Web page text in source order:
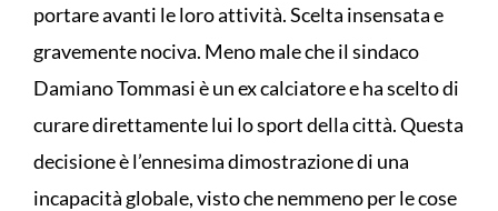
portare avanti le loro attività. Scelta insensata e
gravemente nociva. Meno male che il sindaco
Damiano Tommasi è un ex calciatore e ha scelto di
curare direttamente lui lo sport della città. Questa
decisione è l’ennesima dimostrazione di una
incapacità globale, visto che nemmeno per le cose